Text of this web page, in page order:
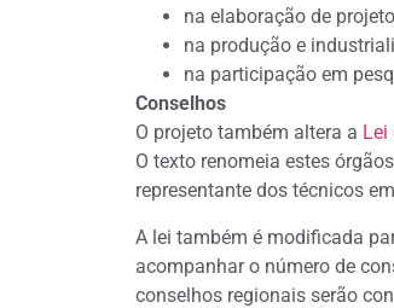
na elaboração de
na produção e
na participação em
Conselhos
O projeto também altera a
O texto renomeia estes
representante dos técnicos
A lei também é modificada
acompanhar o número de
conselhos regionais serão